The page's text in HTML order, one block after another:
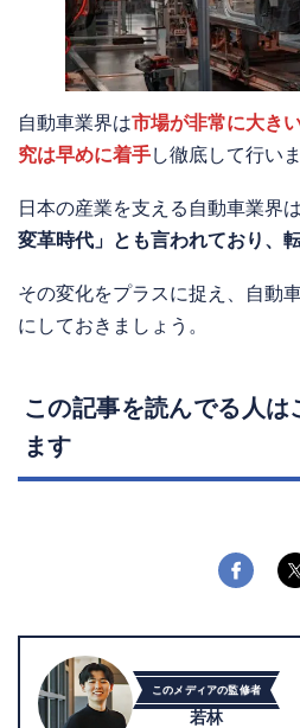
自動車業界は市場が非常に大き
究は早めに着手し徹底して行い
日本の産業を支える自動車業界
変革時代」とも言われており、
その変化をプラスに捉え、自動
にしておきましょう。
この記事を読んでる人
ます
このメディアの監修者
若林